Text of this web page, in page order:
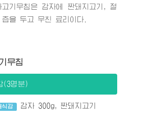
기무침은 감자에 짠돼지고기, 절
을 두고 무친 료리이다.
무침
(3명분)
식감
감자 300g, 짠돼지고기